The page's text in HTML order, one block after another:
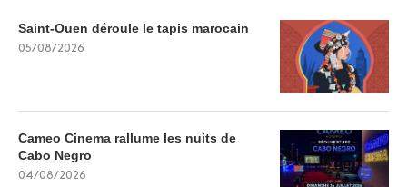
Saint-Ouen déroule le tapis marocain
05/08/2026
Cameo Cinema rallume les nuits de
Cabo Negro
04/08/2026